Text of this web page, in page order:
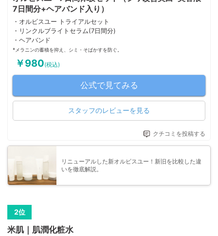
7日間分+ヘアバンド入り）
・オルビスユー トライアルセット
・リンクルブライトセラム(7日間分)
・ヘアバンド
*メラニンの蓄積を抑え、シミ・そばかすを防ぐ。
￥980(税込)
公式で見てみる
スタッフのレビューを見る
クチコミを投稿する
リニューアルした新オルビスユー！新旧を比較した違
いを徹底解説。
米肌｜肌潤化粧水